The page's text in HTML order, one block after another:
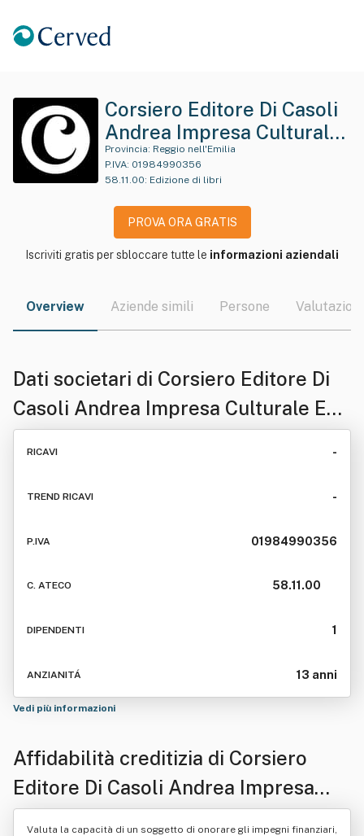
Corsiero Editore Di Casoli
Andrea Impresa Culturale
E Creativa
Provincia: Reggio nell'Emilia
P.IVA: 01984990356
58.11.00: Edizione di libri
PROVA ORA GRATIS
Iscriviti gratis per sbloccare tutte le informazioni aziendali
Overview Aziende simili Persone Valutazioni
Dati societari di Corsiero Editore Di
Casoli Andrea Impresa Culturale E
Creativa
RICAVI -
TREND RICAVI -
P.IVA 01984990356
C. ATECO 58.11.00
DIPENDENTI 1
ANZIANITÁ 13 anni
Vedi più informazioni
Affidabilità creditizia di Corsiero
Editore Di Casoli Andrea Impresa
Culturale E Creativa
Valuta la capacità di un soggetto di onorare gli impegni finanziari,